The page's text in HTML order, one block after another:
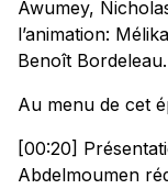
Awumey,
l’animation:
Benoît Bordeleau.
Au menu de cet
[00:20]
Abdelmoumen